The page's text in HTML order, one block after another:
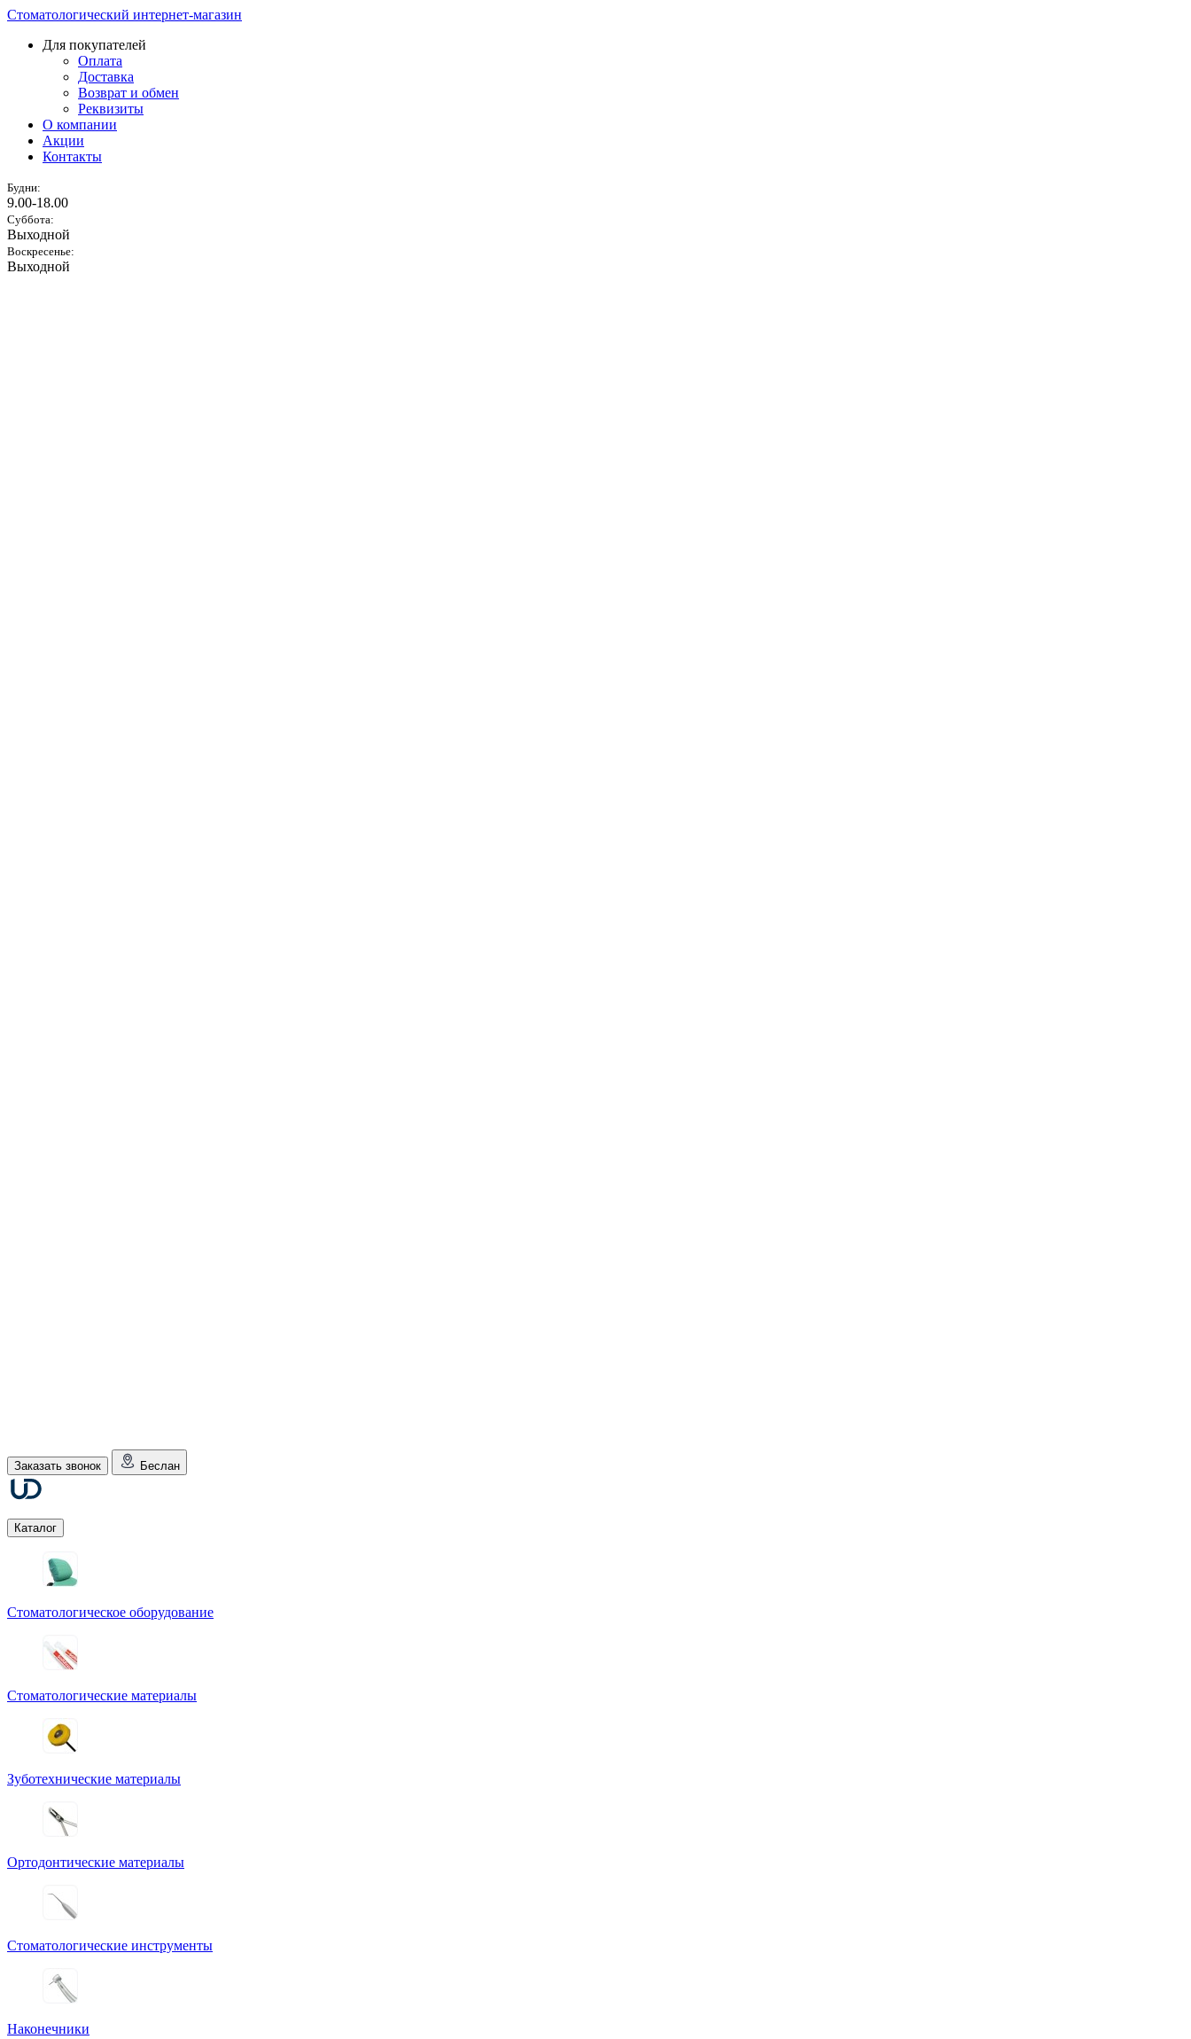
Стоматологический интернет-магазин
Для покупателей
Оплата
Доставка
Возврат и обмен
Реквизиты
О компании
Акции
Контакты
Будни:
9.00-18.00
Суббота:
Выходной
Воскресенье:
Выходной
Заказать звонок Беслан
Каталог
Стоматологическое оборудование
Стоматологические материалы
Зуботехнические материалы
Ортодонтические материалы
Стоматологические инструменты
Наконечники